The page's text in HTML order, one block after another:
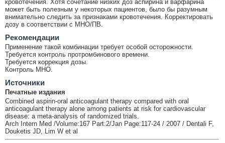
кровотечения. Хотя сочетание низких доз аспирина и варфарина
может быть полезным у некоторых пациентов, было бы разумным
внимательно следить за признаками кровотечения. Корректировать
дозу в соответствии с МНО/ПВ.
Рекомендации
Применение такой комбинации требует особой осторожности.
Требуется контроль протромбинового времени.
Требуется коррекция дозы.
Контроль МНО.
Источники
Печатные издания
Combined aspirin-oral anticoagulant therapy compared with oral
anticoagulant therapy alone among patients at risk for cardiovascular
disease: a meta-analysis of randomized trials.
Arch Intern Med /Volume:167 Part:2/Jan Page:117-24 / 2007 / Dentali F,
Douketis JD, Lim W et al